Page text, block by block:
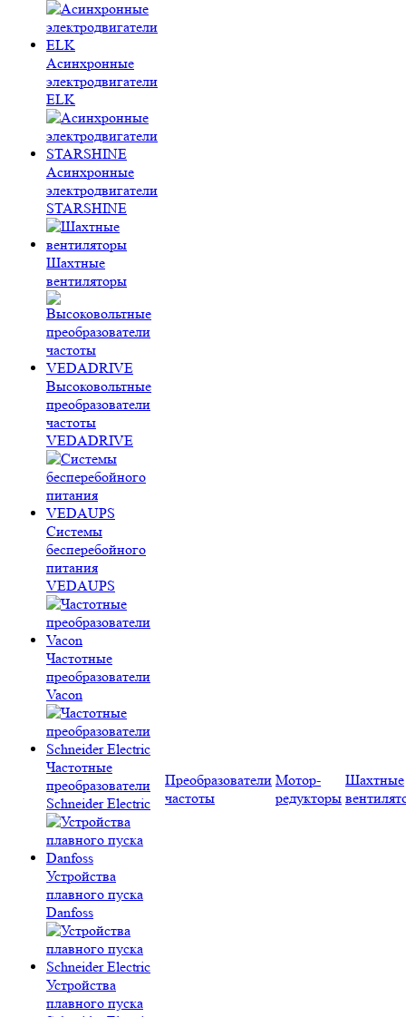
Асинхронные
электродвигатели
ELK
Асинхронные
электродвигатели
STARSHINE
Шахтные
вентиляторы
Высоковольтные
преобразователи
частоты
VEDADRIVE
Системы
бесперебойного
питания
VEDAUPS
Частотные
преобразователи
Vacon
Частотные
преобразователи
Schneider Electric
Устройства
плавного пуска
Danfoss
Устройства
плавного пуска
Преобразователи
частоты
Мотор-
редукторы
Шахтные